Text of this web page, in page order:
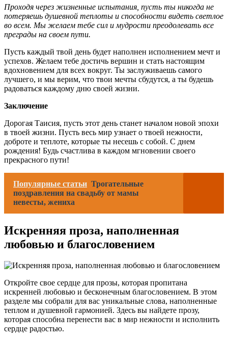
Проходя через жизненные испытания, пусть ты никогда не
потеряешь душевной теплоты и способности видеть светлое
во всем. Мы желаем тебе сил и мудрости преодолевать все
преграды на своем пути.
Пусть каждый твой день будет наполнен исполнением мечт и
успехов. Желаем тебе достичь вершин и стать настоящим
вдохновением для всех вокруг. Ты заслуживаешь самого
лучшего, и мы верим, что твои мечты сбудутся, а ты будешь
радоваться каждому дню своей жизни.
Заключение
Дорогая Таисия, пусть этот день станет началом новой эпохи
в твоей жизни. Пусть весь мир узнает о твоей нежности,
доброте и теплоте, которые ты несешь с собой. С днем
рождения! Будь счастлива в каждом мгновении своего
прекрасного пути!
Популярные статьи Трогательные
поздравления на свадьбу от мамы
невесты, жениха
Искренняя проза, наполненная
любовью и благословением
Откройте свое сердце для прозы, которая пропитана
искренней любовью и бесконечным благословением. В этом
разделе мы собрали для вас уникальные слова, наполненные
теплом и душевной гармонией. Здесь вы найдете прозу,
которая способна перенести вас в мир нежности и исполнить
сердце радостью.